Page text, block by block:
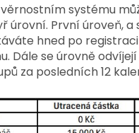
systému
úrovní. První úroveň, a
hned po
Dále se úrovně
za posledních 12